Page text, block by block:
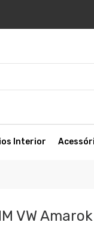
Interior
VW